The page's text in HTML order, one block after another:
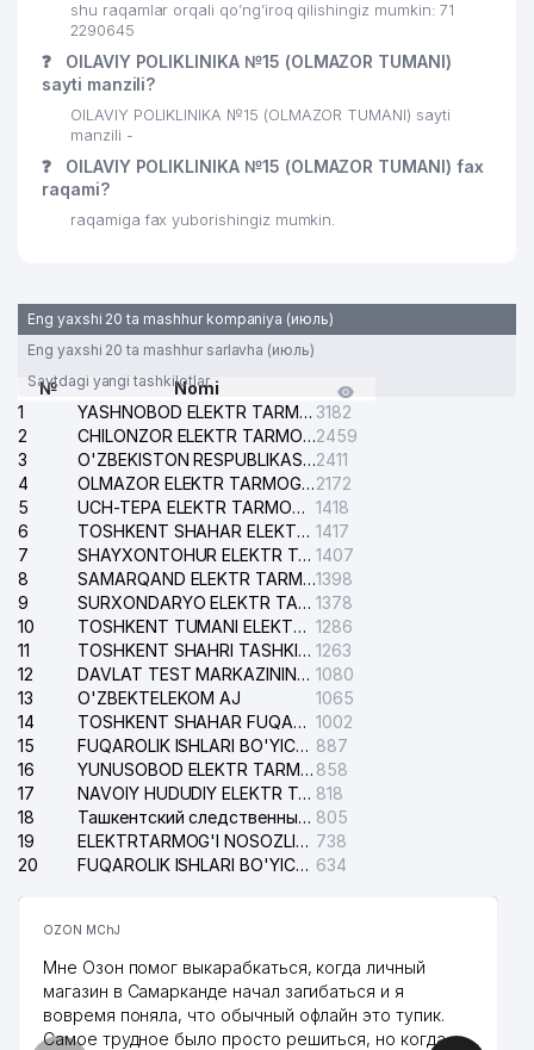
shu raqamlar orqali qo’ng’iroq qilishingiz mumkin: 71
2290645
❓
OILAVIY POLIKLINIKA №15 (OLMAZOR TUMANI)
sayti manzili?
OILAVIY POLIKLINIKA №15 (OLMAZOR TUMANI) sayti
manzili -
❓
OILAVIY POLIKLINIKA №15 (OLMAZOR TUMANI) fax
raqami?
raqamiga fax yuborishingiz mumkin.
Eng yaxshi 20 ta mashhur kompaniya (июль)
Eng yaxshi 20 ta mashhur sarlavha (июль)
Saytdagi yangi tashkilotlar
№
Nomi
1
YASHNOBOD ELEKTR TARMOG'I NOSOZLIKLARI XIZMATI 3182
2
CHILONZOR ELEKTR TARMOG'I NOSOZLIK XIZMATI2459
3
O'ZBEKISTON RESPUBLIKASI BOSH PROKURATURASI ISHONCH TELEFONI2411
4
OLMAZOR ELEKTR TARMOG'I NOSOZLIKLARI XIZMATI2172
5
UCH-TEPA ELEKTR TARMOG'I NOSOZLIKLARI XIZMATI 1418
6
TOSHKENT SHAHAR ELEKTR TARMOQLARI KORXONASI AJ 1417
7
SHAYXONTOHUR ELEKTR TARMOG'I NOSOZLIKLARINI TUZATISH XIZMATI 1407
8
SAMARQAND ELEKTR TARMOQLARI AJ1398
9
SURXONDARYO ELEKTR TARMOQLARI AJ 1378
10
TOSHKENT TUMANI ELEKTR TARMOG'I AVARIYA XIZMATI 1286
11
TOSHKENT SHAHRI TASHKILOT TELEFONLARI HAQIDA MA'LUMOT BYUROSI 1263
12
DAVLAT TEST MARKAZINING ISHONCH TELEFONLARI 1080
13
O'ZBEKTELEKOM AJ
1065
14
TOSHKENT SHAHAR FUQAROLIK ISHLARI BO'YICHA SUDI 1002
15
FUQAROLIK ISHLARI BO'YICHA YAKKASAROY TUMANLARARO SUDI 887
16
YUNUSOBOD ELEKTR TARMOG'I NOSOZLIKLARI XIZMATI 858
17
NAVOIY HUDUDIY ELEKTR TARMOQLARI KORXONASI AJ 818
18
Ташкентский следственный изолятор 805
19
ELEKTRTARMOG'I NOSOZLIKLARINI TO'ZATISH SERGELI XIZMATI 738
20
FUQAROLIK ISHLARI BO'YICHA UCH-TEPA TUMANI SUDI 634
OZON MChJ
Мне Озон помог выкарабкаться, когда личный
магазин в Самарканде начал загибаться и я
вовремя поняла, что обычный офлайн это тупик.
Самое трудное было просто решиться, но когда